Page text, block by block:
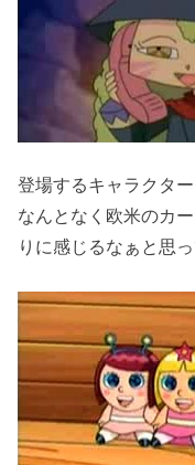
登場するキャラクタ
なんとなく欧米のカ
りに感じるなぁと思